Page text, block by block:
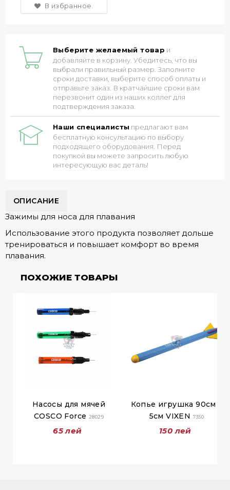
В избранное.
Выберите желаемый товар и
добавляйте в корзину. Убедитесь, что вы
выбрали правильный размер. Заполните
сроки доставки, выберите способ оплаты и
отправьте заказ. В кратчайшие сроки вам
перезвонит один из наших коллег для
подтверждения заказа.
Наши специалисты предлагают вам
бесплатную консультацию по выбору
подходящего оборудования. Перед
покупкой вы можете запросить любую
интересующую вас деталь!
ОПИСАНИЕ
Зажимы для носа для плавания
Использование этого продукта позволяет дольше
тренироваться и повышает комфорт во время
плавания.
ПОХОЖИЕ ТОВАРЫ
Насосы для мячей
COSCO Force
28029
65 лей
Копье игрушка 90см х
5см VIXEN
7350
150 лей